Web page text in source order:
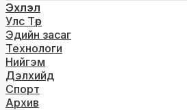
Эхлэл
Улс Төр
Эдийн засаг
Технологи
Нийгэм
Дэлхийд
Спорт
Архив